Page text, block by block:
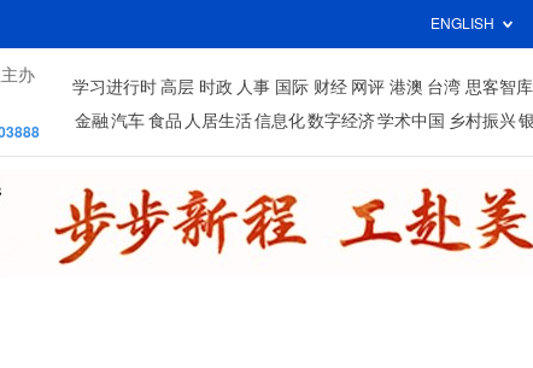
ENGLISH
办
学习进行时 高层 时政 人事 国际 财经 网评 港澳 台湾 思客智库
金融 汽车 食品 人居生活信息化数字经济学术中国 乡村振兴